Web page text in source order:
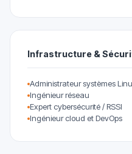
Infrastructure &
Administrateur systèmes
Ingénieur réseau
Expert cybersécurité / RSSI
Ingénieur cloud et DevOps